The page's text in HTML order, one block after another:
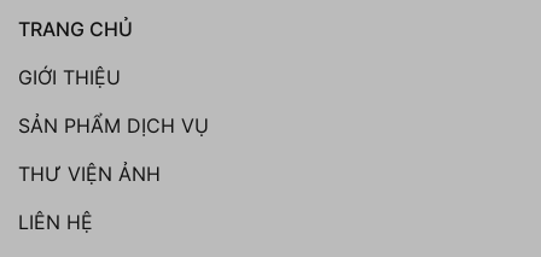
TRANG CHỦ
GIỚI THIỆU
SẢN PHẨM DỊCH VỤ
THƯ VIỆN ẢNH
LIÊN HỆ